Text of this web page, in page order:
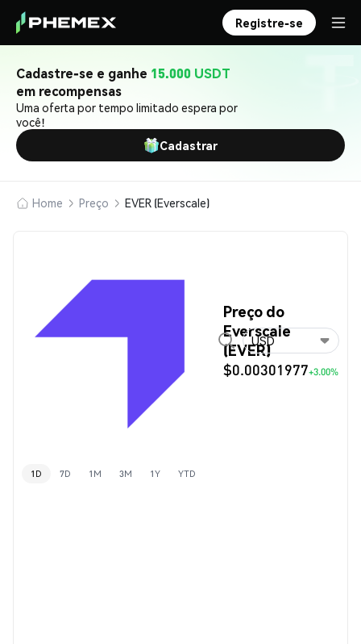
Registre-se
Cadastre-se e ganhe 15.000 USDT
em recompensas
Uma oferta por tempo limitado espera por
você!
Cadastrar
Home Preço EVER (Everscale)
Preço do
Everscale
(EVER)
$0.00301977+3.00%
USD
1D 7D 1M 3M 1Y YTD